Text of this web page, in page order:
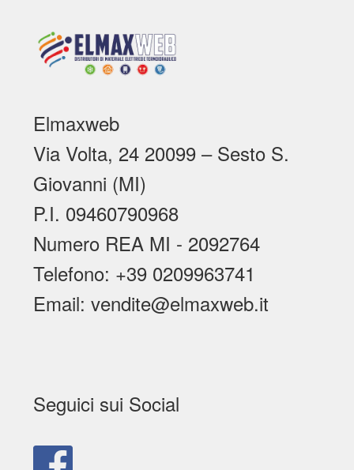
Elmaxweb
Via Volta, 24 20099 – Sesto S.
Giovanni (MI)
P.I. 09460790968
Numero REA MI - 2092764
Telefono: +39 0209963741
Email: vendite@elmaxweb.it
Seguici sui Social